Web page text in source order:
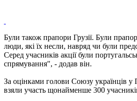
Були також прапори Грузії. Були
люди, які їх несли, навряд чи були
Серед учасників акції були
спрямування", - додав він.
За оцінками голови Союзу українців у
взяли участь щонайменше 300